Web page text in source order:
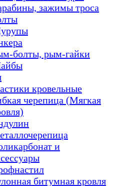
зажимы троса
болты, рым-гайки
кровельные
черепица (Мягкая
и
битумная кровля